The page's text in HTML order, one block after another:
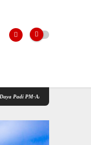
Kementerian Pertanian Gelar